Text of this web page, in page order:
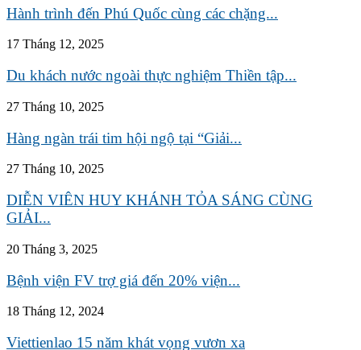
Hành trình đến Phú Quốc cùng các chặng...
17 Tháng 12, 2025
Du khách nước ngoài thực nghiệm Thiền tập...
27 Tháng 10, 2025
Hàng ngàn trái tim hội ngộ tại “Giải...
27 Tháng 10, 2025
DIỄN VIÊN HUY KHÁNH TỎA SÁNG CÙNG
GIẢI...
20 Tháng 3, 2025
Bệnh viện FV trợ giá đến 20% viện...
18 Tháng 12, 2024
Viettienlao 15 năm khát vọng vươn xa